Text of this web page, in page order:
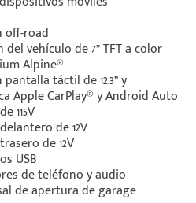
off-road
vehículo de 7” TFT a color
Alpine®
táctil de 12.3” y
Apple CarPlay® y Android Auto
115V
de 12V
de 12V
USB
de teléfono y audio
de apertura de garage